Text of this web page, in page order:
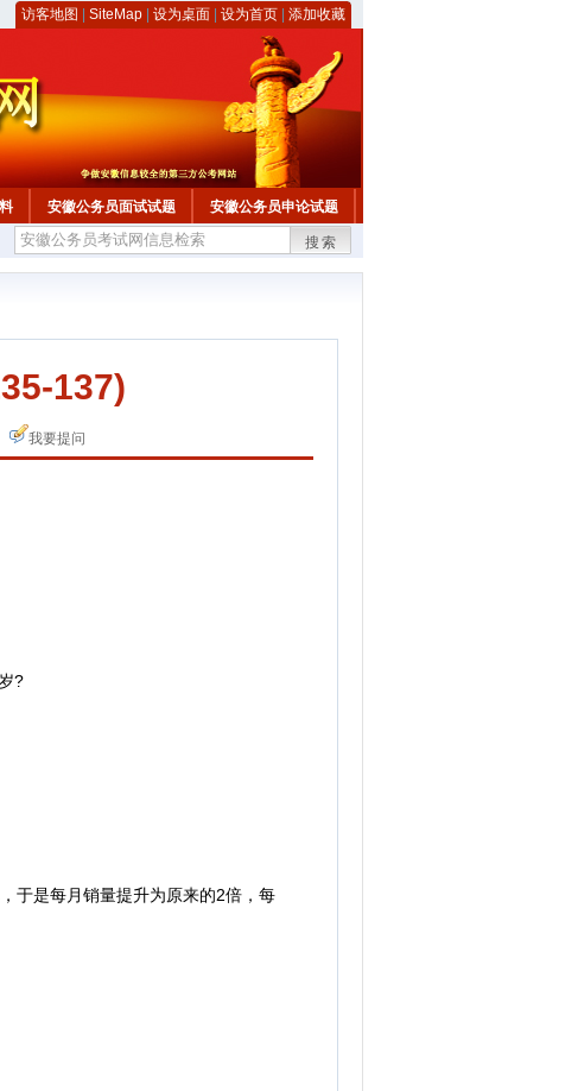
访客地图 SiteMap 设为桌面 设为首页 添加收藏
安徽公务员面试试题 安徽公务员申论试题
搜索
137)
我要提问
?
于是每月销量提升为原来的2倍，每